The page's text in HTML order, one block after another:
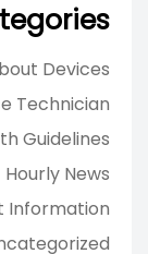
Devices
Technician
Guidelines
Hourly News
Information